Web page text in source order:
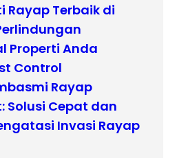
Rayap Terbaik di
Properti Anda
Control
Rayap
Solusi Cepat dan
Invasi Rayap